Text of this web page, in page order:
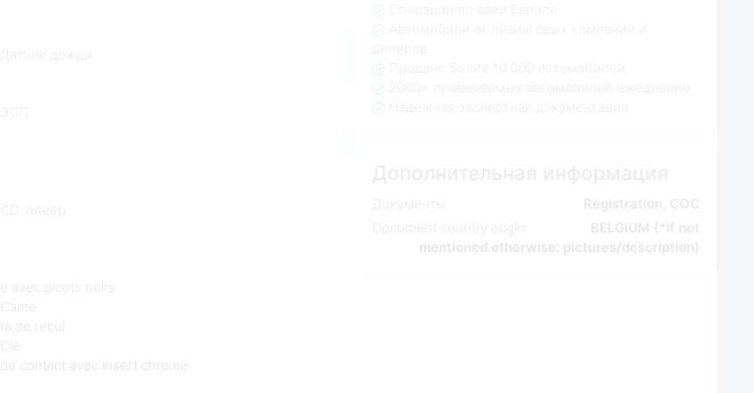
Документы
Registration, COC
Document country origin
BELGIUM (*if not
mentioned otherwise: pictures/description)
CD-плеер
e avec picots noirs
Camé
ra de recul
Clé
de contact avec insert chromé